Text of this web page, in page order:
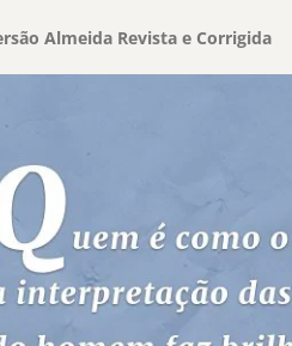
Almeida Revista e Corrigida